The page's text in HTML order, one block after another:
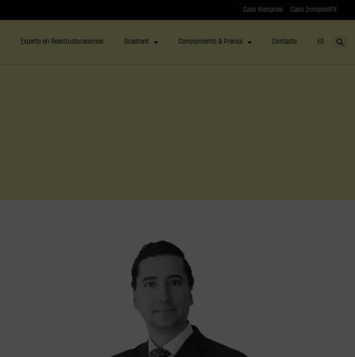
Caso Wenance Caso InmarketFX
Experto en Reestructuraciones Quadrant Conocimiento & Prensa Contacto ES